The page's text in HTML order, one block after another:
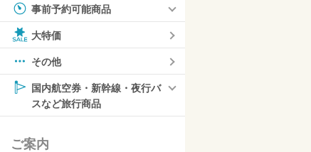
事前予約可能商品
大特価
その他
国内航空券・新幹線・夜行バ
スなど旅行商品
ご案内